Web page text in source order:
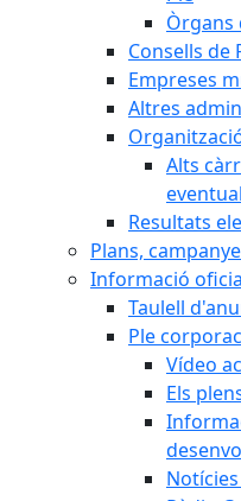
Òrgans
Consells de
Empreses
Altres
Alts
Resultats
Plans,
Informació
Taulell
Ple
Vídeo
Els